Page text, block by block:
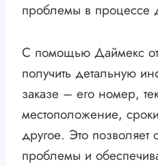
проблемы в процессе
С помощью Даймекс
получить детальную
заказе – его номер,
местоположение,
другое. Это позволяет
проблемы и